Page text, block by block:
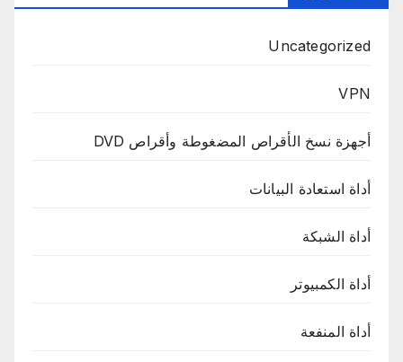
Uncategorized
VPN
أجهزة نسخ الأقراص المضغوطة وأقراص DVD
أداة استعادة البيانات
أداة الشبكة
أداة الكمبيوتر
أداة المنفعة